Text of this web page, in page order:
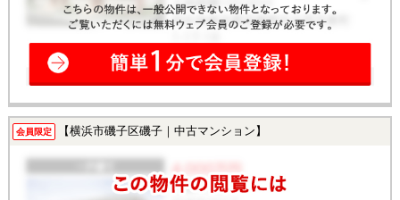
会員限定 【横浜市磯子区磯子｜中古マンション】